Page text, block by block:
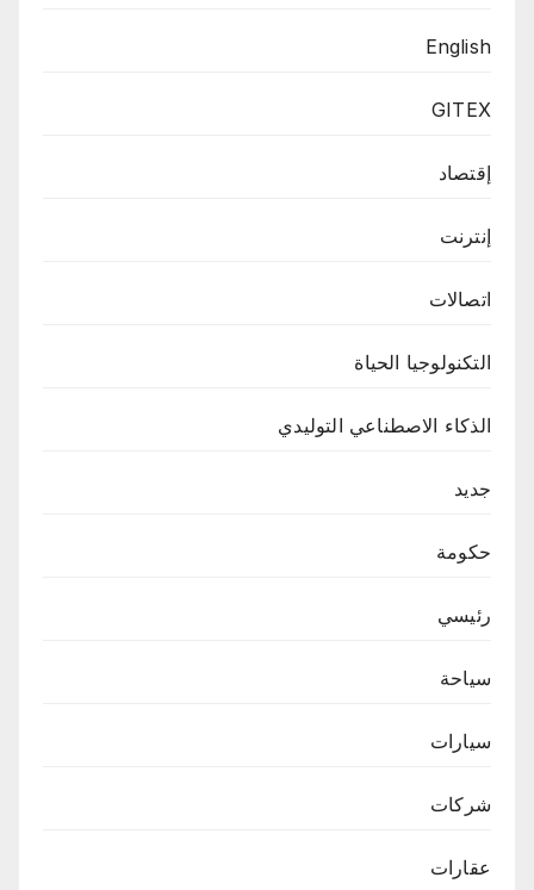
English
GITEX
إقتصاد
إنترنت
اتصالات
التكنولوجيا الحياة
الذكاء الاصطناعي التوليدي
جديد
حكومة
رئيسي
سياحة
سيارات
شركات
عقارات